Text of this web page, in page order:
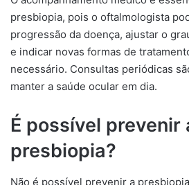
presbiopia, pois o oftalmologista
progressão da doença, ajustar o
e indicar novas formas de
necessário. Consultas periódicas
manter a saúde ocular em dia.
É possível prevenir
presbiopia?
Não é possível prevenir a